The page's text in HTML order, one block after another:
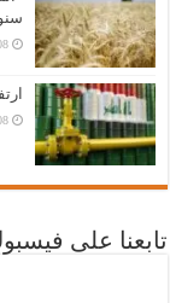
تابعنا على